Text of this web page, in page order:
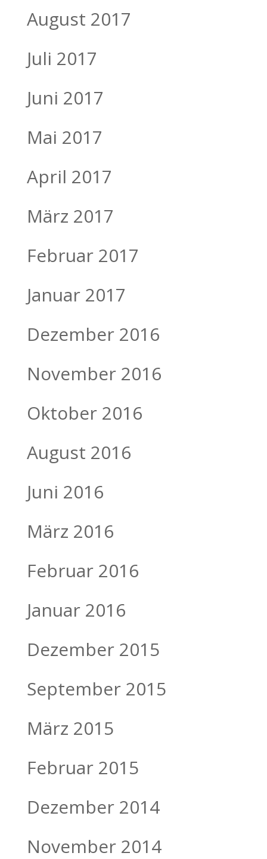
August 2017
Juli 2017
Juni 2017
Mai 2017
April 2017
März 2017
Februar 2017
Januar 2017
Dezember 2016
November 2016
Oktober 2016
August 2016
Juni 2016
März 2016
Februar 2016
Januar 2016
Dezember 2015
September 2015
März 2015
Februar 2015
Dezember 2014
November 2014